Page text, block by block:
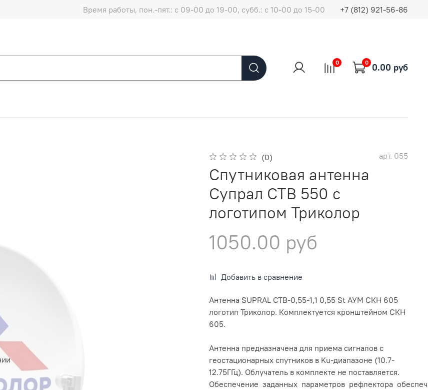
Время работы, пон.-пят.: с 09-00 до 19-00, субб.: с 10-00 до 15-00 +7 (812) 921-56-86
0 0 0.00 руб
(0) арт. 055
Спутниковая антенна
Супрал СТВ 550 с
логотипом Триколор
1050.00 руб
Добавить в сравнение
Антенна SUPRAL СТВ-0,55-1,1 0,55 St АУМ СКН 605
логотип Триколор. Комплектуется кронштейном СКН
605.
Антенна предназначена для приема сигналов с
геостационарных спутников в Ku-диапазоне (10.7-
12.75ГГц). Облучатель в комплекте не поставляется.
Обеспечение заданных параметров рефлектора